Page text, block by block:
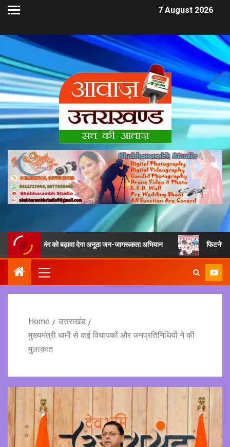
7 August 2026
को बढ़ावा देगा अनूठा जन-जागरूकता अभियान फिटनेस का मूल मंत्र
Home
उत्तराखंड
मुख्यमंत्री धामी से कई विधायकों और जनप्रतिनिधियों ने की
मुलाक़ात